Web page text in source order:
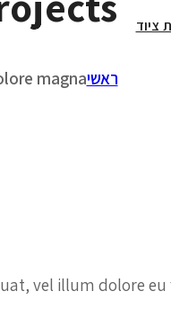
ציוד
ראשיmagna
vel illum dolore